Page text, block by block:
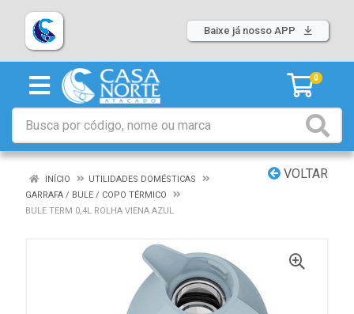
Baixe já nosso APP
0
VOLTAR
INÍCIO
UTILIDADES DOMÉSTICAS
GARRAFA / BULE / COPO TÉRMICO
BULE TERM 0,4L ROLHA VIENA AZUL